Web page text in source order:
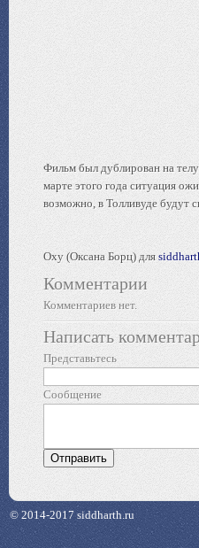
Фильм был дублирован на
марте этого года ситуация
возможно, в Толливуде будут
Oxy (Оксана Борц) для
Комментарии
Комментариев нет.
Написать
Представьтесь
Сообщение
© 2014-2017 siddharth.ru